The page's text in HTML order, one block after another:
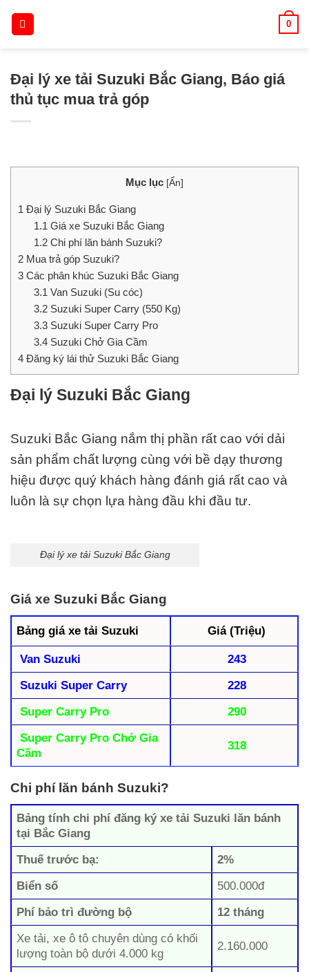
0
Đại lý xe tải Suzuki Bắc Giang, Báo giá
thủ tục mua trả góp
Mục lục [Ẩn]
1 Đại lý Suzuki Bắc Giang
1.1 Giá xe Suzuki Bắc Giang
1.2Chi phí lăn bánh Suzuki?
2 Mua trả góp Suzuki?
3 Các phân khúc Suzuki Bắc Giang
3.1 Van Suzuki (Su cóc)
3.2Suzuki Super Carry (550 Kg)
3.3Suzuki Super Carry Pro
3.4Suzuki Chở Gia Cầm
4 Đăng ký lái thử Suzuki Bắc Giang
Đại lý Suzuki Bắc Giang
Suzuki Bắc Giang nắm thị phần rất cao với dải
sản phẩm chất lượng cùng với bề dạy thương
hiệu được quý khách hàng đánh giá rất cao và
luôn là sự chọn lựa hàng đầu khi đầu tư.
Đại lý xe tải Suzuki Bắc Giang
Giá xe Suzuki Bắc Giang
Bảng giá xe tải Suzuki Giá (Triệu)
Van Suzuki
243
Suzuki Super Carry
228
Super Carry Pro
290
Super Carry Pro Chở Gia
Cầm
318
Chi phí lăn bánh Suzuki?
Bảng tính chi phí đăng ký xe tải Suzuki lăn bánh
tại Bắc Giang
Thuế trước bạ:
2%
Biển số
500.000đ
Phí bảo trì đường bộ
12 tháng
Xe tải, xe ô tô chuyên dùng có khối
lượng toàn bộ dưới 4.000 kg
2.160.000